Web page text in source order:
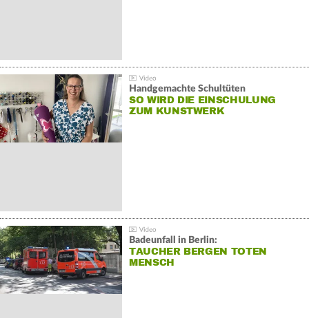
Handgemachte Schultüten
SO WIRD DIE EINSCHULUNG
ZUM KUNSTWERK
Badeunfall in Berlin:
TAUCHER BERGEN TOTEN
MENSCH